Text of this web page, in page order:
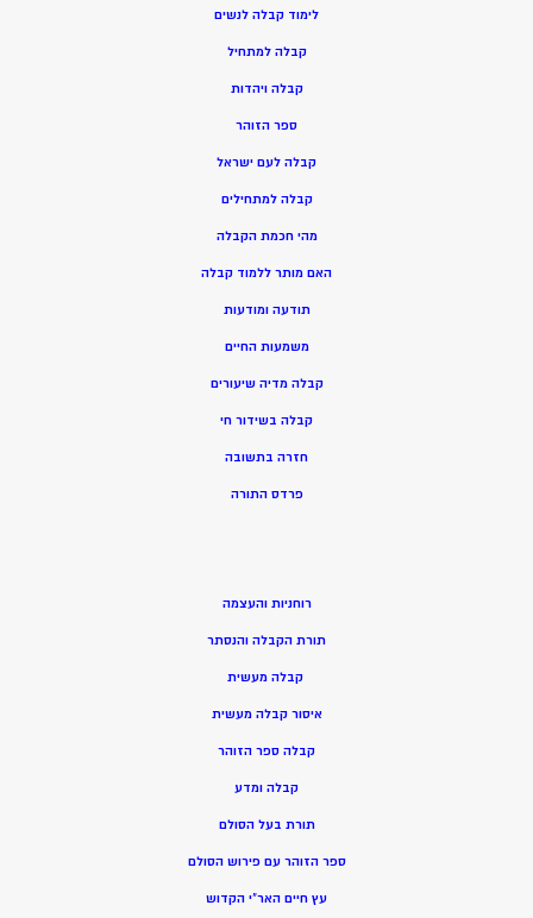
לימוד קבלה לנשים
קבלה למתחיל
קבלה ויהדות
ספר הזוהר
קבלה לעם ישראל
קבלה למתחילים
מהי חכמת הקבלה
האם מותר ללמוד קבלה
תודעה ומודעות
משמעות החיים
קבלה מדיה שיעורים
קבלה בשידור חי
חזרה בתשובה
פרדס התורה
רוחניות והעצמה
תורת הקבלה והנסתר
קבלה מעשית
איסור קבלה מעשית
קבלה ספר הזוהר
קבלה ומדע
תורת בעל הסולם
ספר הזוהר עם פירוש הסולם
עץ חיים האר”י הקדוש